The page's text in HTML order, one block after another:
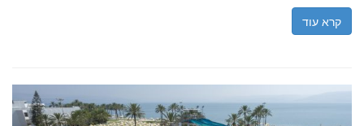
קרא עוד